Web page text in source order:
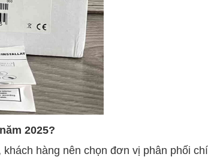
2025?
hàng nên chọn đơn vị phân phối